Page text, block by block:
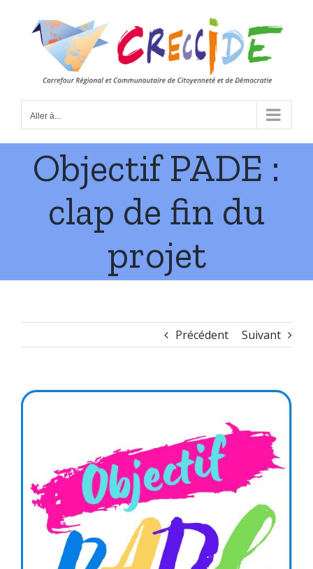
Aller à...
Objectif PADE :
clap de fin du
projet
Précédent Suivant
Voir